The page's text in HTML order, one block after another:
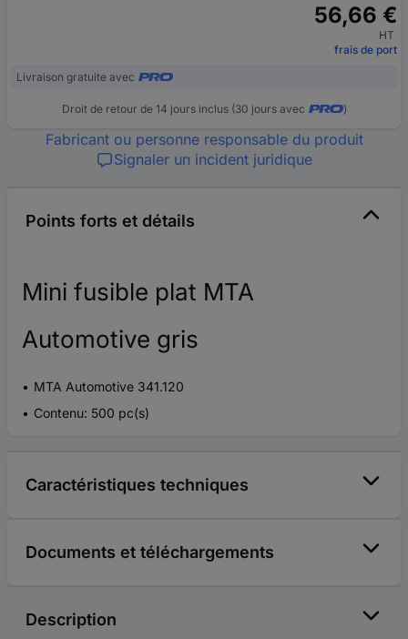
56,66 €
HT
frais de port
Livraison gratuite avec
Droit de retour de 14 jours inclus (30 jours avec )
Fabricant ou personne responsable du produit
Signaler un incident juridique
Points forts et détails
Mini fusible plat MTA
Automotive gris
MTA Automotive 341.120
Contenu: 500 pc(s)
Caractéristiques techniques
Documents et téléchargements
Description